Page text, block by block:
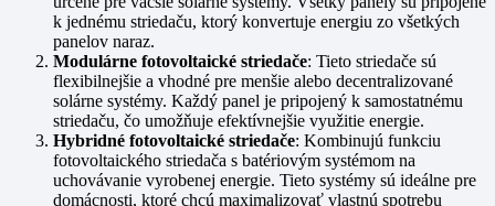
k jednému striedaču, ktorý konvertuje energiu zo všetkých
panelov naraz.
Modulárne fotovoltaické striedače: Tieto striedače sú
flexibilnejšie a vhodné pre menšie alebo decentralizované
solárne systémy. Každý panel je pripojený k samostatnému
striedaču, čo umožňuje efektívnejšie využitie energie.
Hybridné fotovoltaické striedače: Kombinujú funkciu
fotovoltaického striedača s batériovým systémom na
uchovávanie vyrobenej energie. Tieto systémy sú ideálne pre
domácnosti, ktoré chcú maximalizovať vlastnú spotrebu